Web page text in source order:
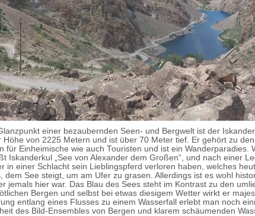
einer bezaubernden Seen- und Bergwelt ist der
Höhe von 2225 Metern und ist über 70 Meter tief. Er gehört zu
für Einheimische wie auch Touristen und ist ein Wanderparadies.
Iskanderkul „See von Alexander dem Großen“, und nach einer
in einer Schlacht sein Lieblingspferd verloren haben, welches
dem See steigt, um am Ufer zu grasen. Allerdings ist es wohl
jemals hier war. Das Blau des Sees steht im Kontrast zu den
Bergen und selbst bei etwas diesigem Wetter wirkt er
entlang eines Flusses zu einem Wasserfall erlebt man noch
des Bild-Ensembles von Bergen und klarem schäumenden